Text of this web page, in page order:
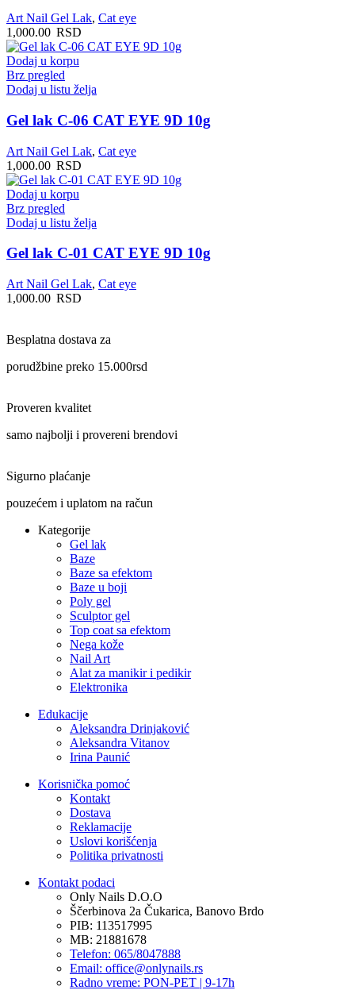
Art Nail Gel Lak, Cat eye
1,000.00 RSD
Dodaj u korpu
Brz pregled
Dodaj u listu želja
Gel lak C-06 CAT EYE 9D 10g
Art Nail Gel Lak, Cat eye
1,000.00 RSD
Dodaj u korpu
Brz pregled
Dodaj u listu želja
Gel lak C-01 CAT EYE 9D 10g
Art Nail Gel Lak, Cat eye
1,000.00 RSD
Besplatna dostava za
porudžbine preko 15.000rsd
Proveren kvalitet
samo najbolji i provereni brendovi
Sigurno plaćanje
pouzećem i uplatom na račun
Kategorije
Gel lak
Baze
Baze sa efektom
Baze u boji
Poly gel
Sculptor gel
Top coat sa efektom
Nega kože
Nail Art
Alat za manikir i pedikir
Elektronika
Edukacije
Aleksandra Drinjaković
Aleksandra Vitanov
Irina Paunić
Korisnička pomoć
Kontakt
Dostava
Reklamacije
Uslovi korišćenja
Politika privatnosti
Kontakt podaci
Only Nails D.O.O
Ščerbinova 2a Čukarica, Banovo Brdo
PIB: 113517995
MB: 21881678
Telefon: 065/8047888
Email: office@onlynails.rs
Radno vreme: PON-PET | 9-17h